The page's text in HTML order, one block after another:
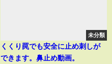
未分類
くくり罠でも安全に止め刺しが
できます。鼻止め動画。